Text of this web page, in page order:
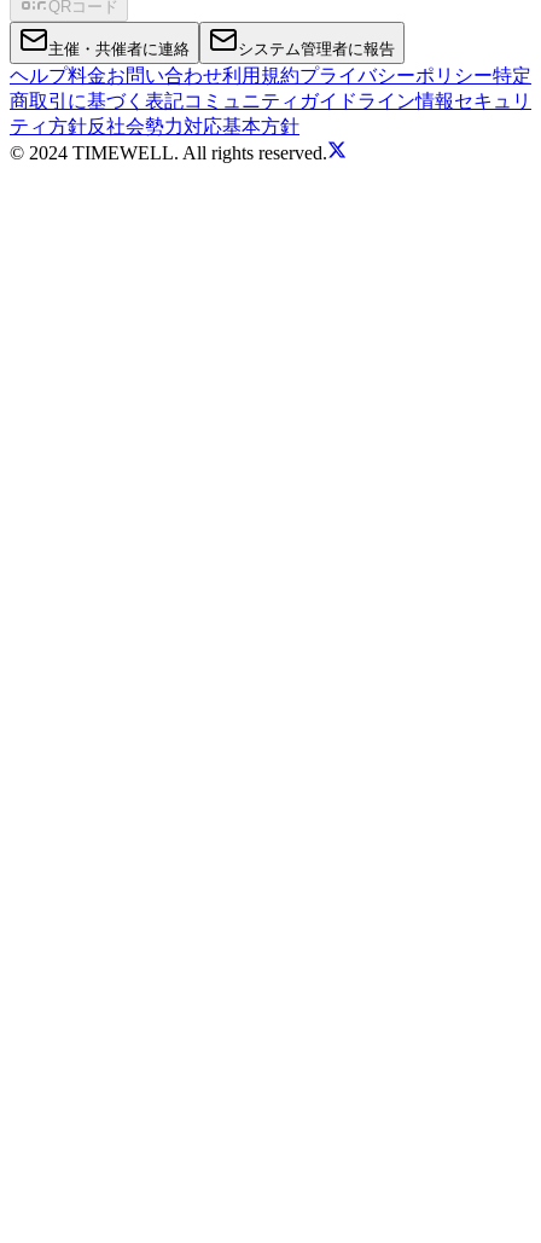
QRコード
主催・共催者に連絡 システム管理者に報告
ヘルプ料金お問い合わせ利用規約プライバシーポリシー特定
商取引に基づく表記コミュニティガイドライン情報セキュリ
ティ方針反社会勢力対応基本方針
© 2024 TIMEWELL. All rights reserved.